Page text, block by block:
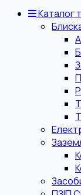
Каталог